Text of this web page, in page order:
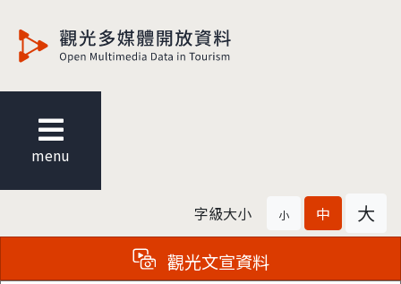
menu
字級大小 小 中 大
觀光文宣資料